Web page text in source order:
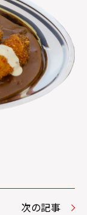
次の記事